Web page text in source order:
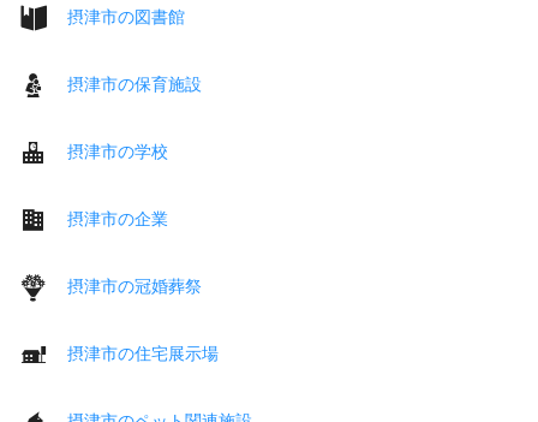
摂津市の図書館
摂津市の保育施設
摂津市の学校
摂津市の企業
摂津市の冠婚葬祭
摂津市の住宅展示場